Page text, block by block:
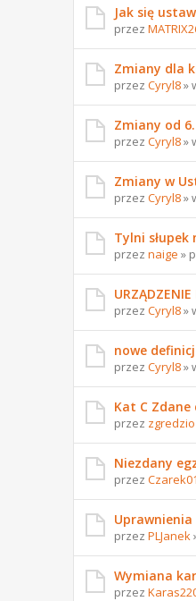
Jak się
przez
Zmiany dla
przez Cyryl8»
Zmiany od
przez Cyryl8»
Zmiany w
przez Cyryl8»
Tylni słupek
przez naige »
przez Cyryl8»
nowe
przez Cyryl8»
Kat C Zdane
przez
Niezdany
przez
Uprawnienia
przez PLJanek
Wymiana
przez